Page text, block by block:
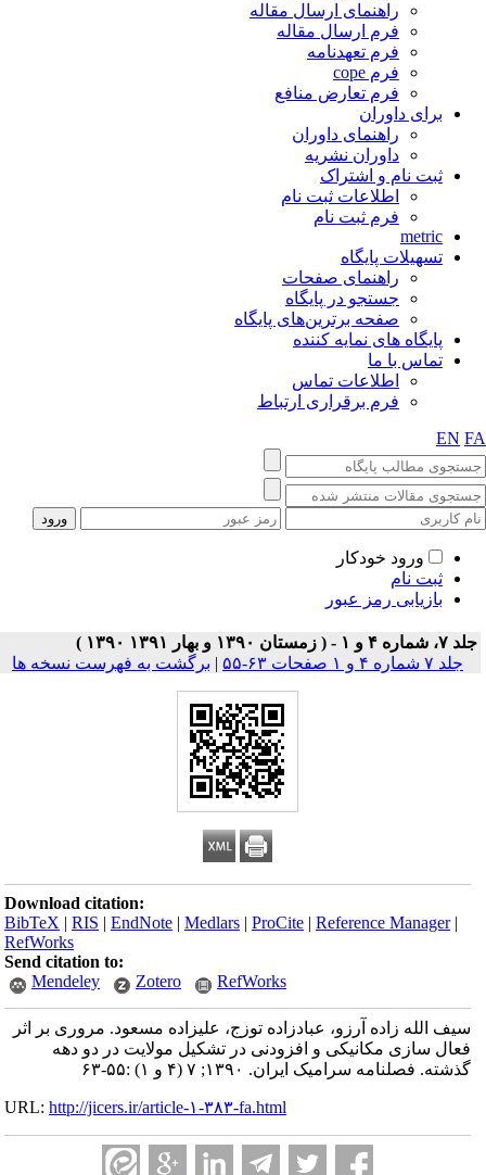
راهنمای ارسال مقاله
فرم ارسال مقاله
فرم تعهدنامه
فرم cope
فرم تعارض منافع
برای داوران
راهنمای داوران
داوران نشریه
ثبت نام و اشتراک
اطلاعات ثبت نام
فرم ثبت نام
metric
تسهیلات پایگاه
راهنمای صفحات
جستجو در پایگاه
صفحه برترین‌های پایگاه
پایگاه های نمایه کننده
تماس با ما
اطلاعات تماس
فرم برقراری ارتباط
EN
ورود خودکار
ثبت نام
بازیابی رمز عبور
۴ و ۱ - ( زمستان ۱۳۹۰ و بهار ۱۳۹۱ ۱۳۹۰ )
جلد ۷ شماره ۴ و ۱ صفحات ۶۳-۵۵
| برگشت به فهرست نسخه ها
Download citation:
BibTeX |RIS |EndNote |Medlars |ProCite |Reference Manager
RefWorks
Send citation to:
Mendeley
Zotero RefWorks
سیف الله زاده آرزو، عبادزاده توزج، علیزاده مسعود. مروری بر اثر
فعال سازی مکانیکی و افزودنی در تشکیل مولایت در دو دهه
گذشته. فصلنامه سرامیک ایران. ۱۳۹۰; ۷ (۴ و ۱) :۵۵-۶۳
URL:http://jicers.ir/article-۱-۳۸۳-fa.html